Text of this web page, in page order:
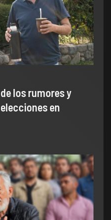
los rumores y
en